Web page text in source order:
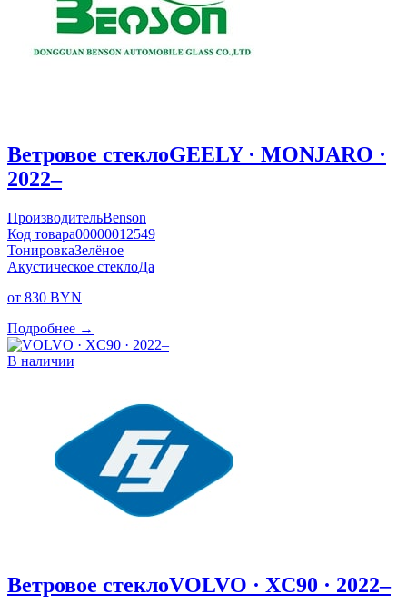
Ветровое стеклоGEELY · MONJARO ·
2022–
ПроизводительBenson
Код товара00000012549
ТонировкаЗелёное
Акустическое стеклоДа
от 830 BYN
Подробнее →
В наличии
Ветровое стеклоVOLVO · XC90 · 2022–